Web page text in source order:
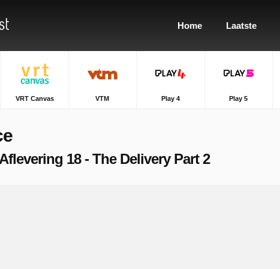
Home Laatste
VRT Canvas VTM Play 4 Play 5
18 - The Delivery Part 2